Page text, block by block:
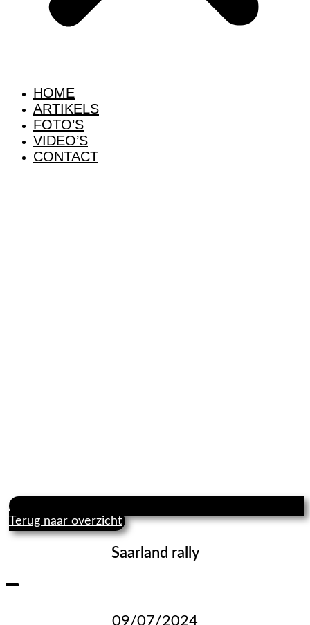
HOME
ARTIKELS
FOTO’S
VIDEO’S
CONTACT
Terug naar overzicht
Saarland rally
09/07/2024